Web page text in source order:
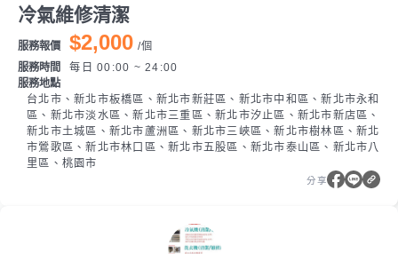
冷氣維修清潔
服務報價 $2,000 /個
服務時間
每日 00:00 ~ 24:00
服務地點
台北市、新北市板橋區、新北市新莊區、新北市中和區、新北市永和
區、新北市淡水區、新北市三重區、新北市汐止區、新北市新店區、
新北市土城區、新北市蘆洲區、新北市三峽區、新北市樹林區、新北
市鶯歌區、新北市林口區、新北市五股區、新北市泰山區、新北市八
里區、桃園市
分享